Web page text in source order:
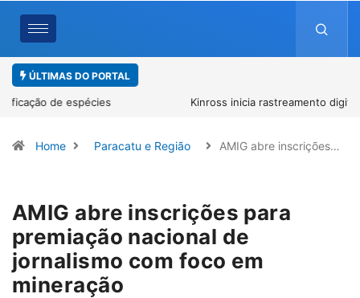
ÚLTIMAS DO PORTAL
Kinross inicia rastreamento digital de 10 mil mudas usadas na
Home Paracatu e Região AMIG abre inscrições…
AMIG abre inscrições para
premiação nacional de
jornalismo com foco em
mineração